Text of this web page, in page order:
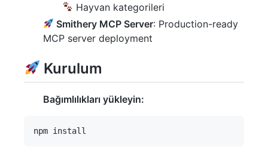
Hayvan kategorileri
Smithery MCP Server: Production-ready
MCP server deployment
Kurulum
Bağımlılıkları yükleyin: